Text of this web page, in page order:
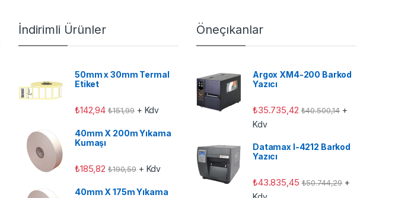
İndirimli Ürünler
50mm x 30mm Termal
Etiket
₺142,94 ₺151,99+ Kdv
40mm X 200m Yıkama
Kumaşı
₺185,82 ₺190,59+ Kdv
40mm X 175m Yıkama
Öneçıkanlar
Argox XM4-200 Barkod
Yazıcı
₺35.735,42 ₺40.500,14 +
Kdv
Datamax I-4212 Barkod
Yazıcı
₺43.835,45 ₺50.744,29 +